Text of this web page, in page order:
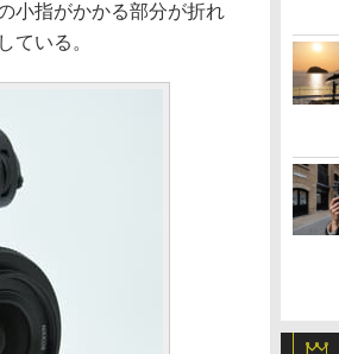
小指がかかる部分が折れ
ている。